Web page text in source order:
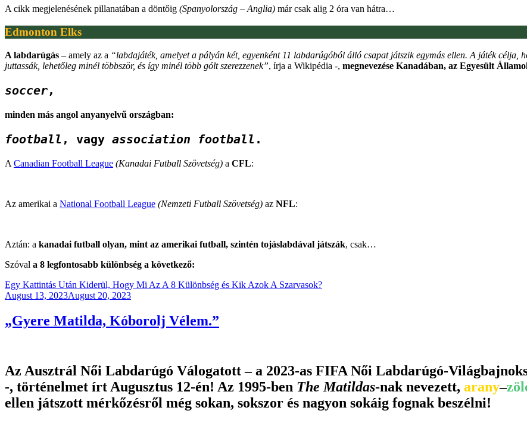
A cikk megjelenésének pillanatában a döntőig (Spanyolország – Anglia) már csak alig 2 óra van hátra…
Edmonton Elks
A labdarúgás – amely az a “labdajáték, amelyet a pályán két, egyenként 11 labdarúgóból álló csapat játszik egymás ellen. A játék célja,
juttassák, lehetőleg minél többször, és így minél több gólt szerezzenek”, írja a Wikipédia -, megnevezése Kanadában, az Egyesült
soccer,
minden más angol anyanyelvű országban:
football , vagy association football .
A Canadian Football League (Kanadai Futball Szövetség) a CFL:
Az amerikai a National Football League (Nemzeti Futball Szövetség) az NFL:
Aztán: a kanadai futball olyan, mint az amerikai futball, szintén tojáslabdával játszák, csak…
Szóval a 8 legfontosabb különbség a következő:
Egy Kattintás Után Kiderül, Hogy Mi Az A 8 Különbség és Kik Azok A Szarvasok?
Posted
August 13, 2023August 20, 2023
„Gyere Matilda, Kóborolj Vélem.”
Az Ausztrál Női Labdarúgó Válogatott – a 2023-as FIFA Női Labdarúgó-
-, történelmet írt Augusztus 12-én! Az 1995-ben The Matildas-nak nevezett, arany–
ellen játszott mérkőzésről még sokan, sokszor és nagyon sokáig fognak beszélni!